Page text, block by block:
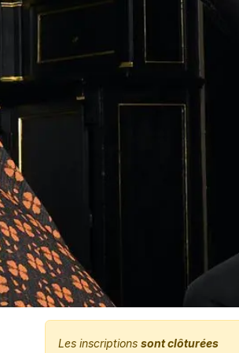
Les inscriptions sont clôturées